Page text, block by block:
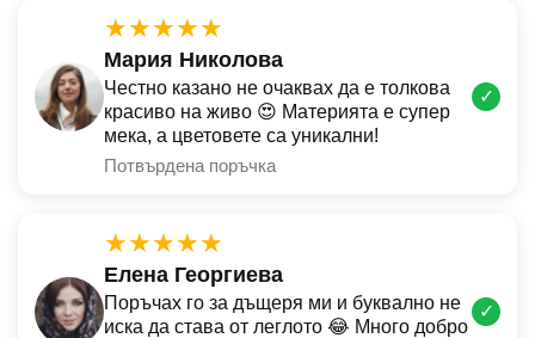
★★★★★
Мария Николова
Честно казано не очаквах да е толкова
красиво на живо 😍 Материята е супер
мека, а цветовете са уникални!
Потвърдена поръчка
✓
★★★★★
Елена Георгиева
Поръчах го за дъщеря ми и буквално не
иска да става от леглото 😂 Много добро
✓